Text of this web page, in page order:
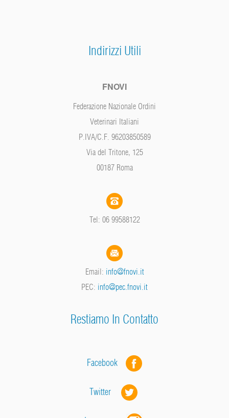
Indirizzi Utili
FNOVI
Federazione Nazionale Ordini
Veterinari Italiani
P.IVA/C.F. 96203850589
Via del Tritone, 125
00187 Roma
Tel: 06 99588122
Email: info@fnovi.it
PEC: info@pec.fnovi.it
Restiamo In Contatto
Facebook
Twitter